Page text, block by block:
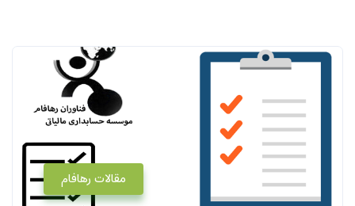
مقالات رهافام